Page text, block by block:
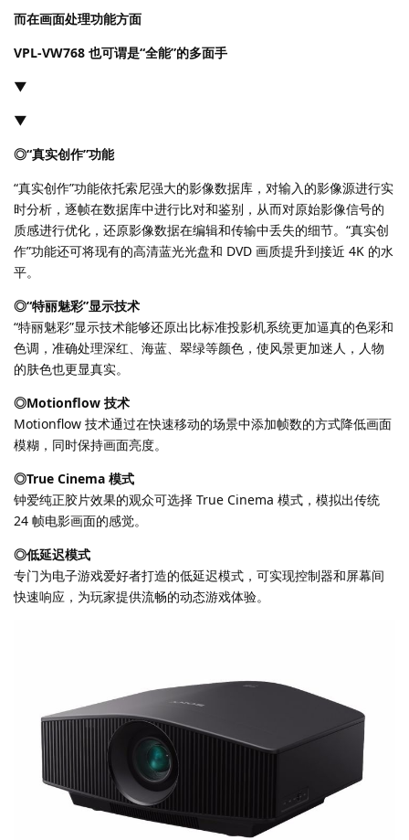
而在画面处理功能方面
VPL-VW768 也可谓是“全能”的多面手
▼
▼
◎“真实创作”功能
“真实创作”功能依托索尼强大的影像数据库，对输入的影像源进行实
时分析，逐帧在数据库中进行比对和鉴别，从而对原始影像信号的
质感进行优化，还原影像数据在编辑和传输中丢失的细节。“真实创
作”功能还可将现有的高清蓝光光盘和 DVD 画质提升到接近 4K 的水
平。
◎“特丽魅彩”显示技术
“特丽魅彩”显示技术能够还原出比标准投影机系统更加逼真的色彩和
色调，准确处理深红、海蓝、翠绿等颜色，使风景更加迷人，人物
的肤色也更显真实。
◎Motionflow 技术
Motionflow 技术通过在快速移动的场景中添加帧数的方式降低画面
模糊，同时保持画面亮度。
◎True Cinema 模式
钟爱纯正胶片效果的观众可选择 True Cinema 模式，模拟出传统
24 帧电影画面的感觉。
◎低延迟模式
专门为电子游戏爱好者打造的低延迟模式，可实现控制器和屏幕间
快速响应，为玩家提供流畅的动态游戏体验。